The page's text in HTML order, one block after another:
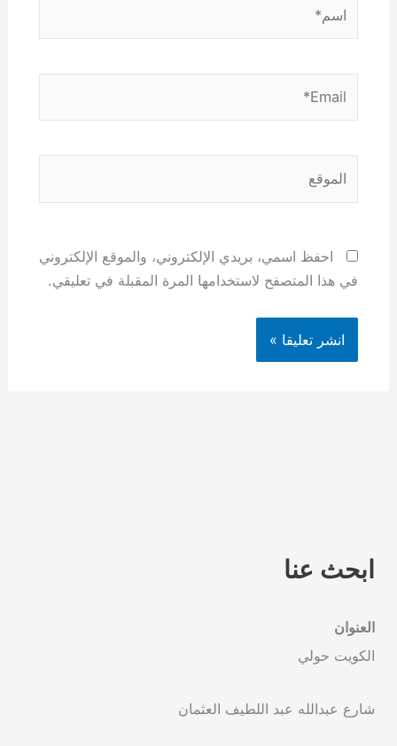
احفظ اسمي، بريدي الإلكتروني، والموقع الإلكتروني
في هذا المتصفح لاستخدامها المرة المقبلة في تعليقي.
ابحث عنا
العنوان
الكويت حولي
شارع عبدالله عبد اللطيف العثمان